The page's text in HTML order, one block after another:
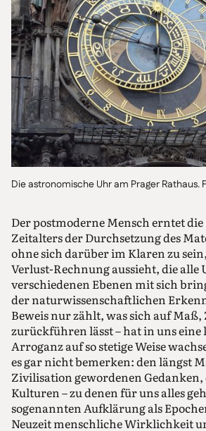
Die astronomische Uhr am Prager Rathaus.
Der postmoderne Mensch erntet
Zeitalters der Durchsetzung des
ohne sich darüber im Klaren zu
Verlust-Rechnung aussieht, die alle
verschiedenen Ebenen mit sich
der naturwissenschaftlichen
Beweis nur zählt, was sich auf
zurückführen lässt – hat in uns
Arroganz auf so stetige Weise
es gar nicht bemerken: den längst
Zivilisation gewordenen Gedanken,
Kulturen – zu denen für uns alles
sogenannten Aufklärung als
Neuzeit menschliche Wirklichkeit